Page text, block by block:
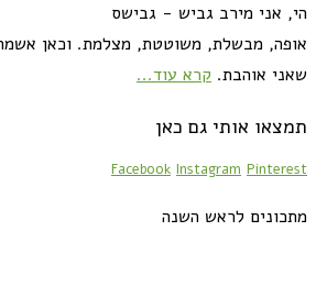
הי, אני מירב גביש - גבישס
אופה, מבשלת, משוטטת, מצלמת. וכאן
שאני אוהבת. קרא עוד...
תמצאו אותי גם כאן
Facebook Instagram Pinterest
מתכונים לראש השנה